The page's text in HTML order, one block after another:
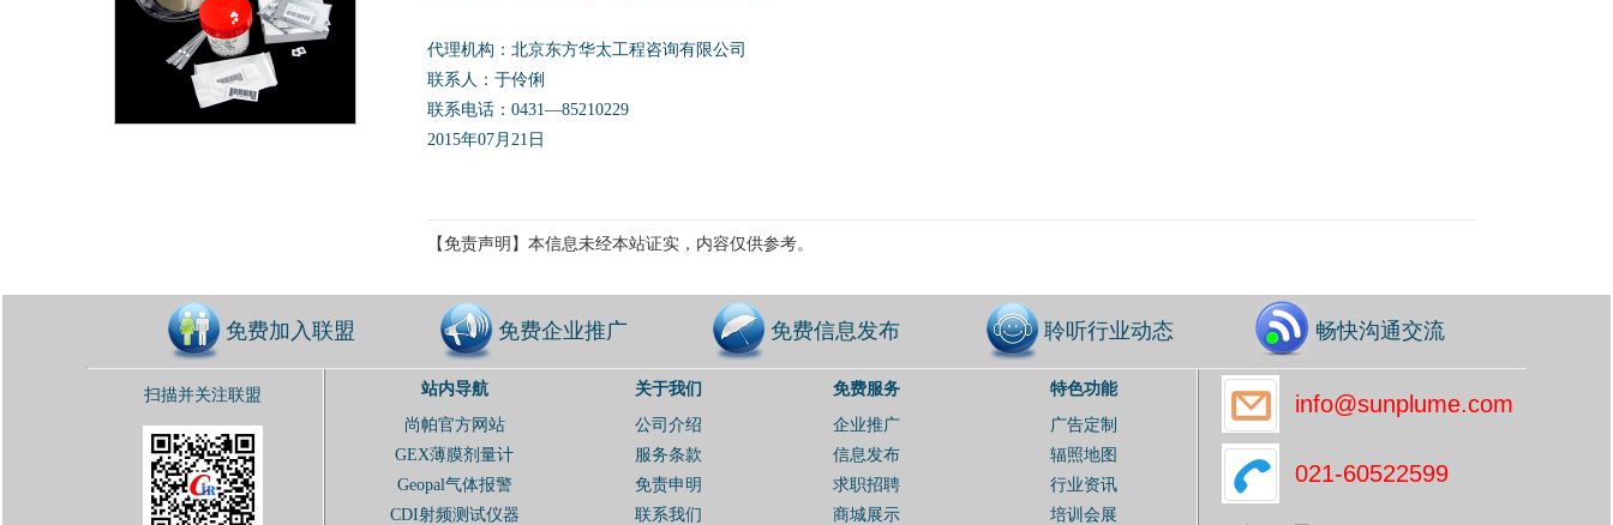
代理机构：北京东方华太工程咨询有限公司
联系人：于伶俐
联系电话：0431—85210229
2015年07月21日
【免责声明】本信息未经本站证实，内容仅供参考。
免费加入联盟 免费企业推广 免费信息发布 聆听行业动态 畅快沟通交流
扫描并关注联盟
站内导航
尚帕官方网站
GEX薄膜剂量计
Geopal气体报警
CDI射频测试仪器
关于我们
公司介绍
服务条款
免责申明
联系我们
免费服务
企业推广
信息发布
求职招聘
商城展示
特色功能
广告定制
辐照地图
行业资讯
培训会展
info@sunplume.com
021-60522599